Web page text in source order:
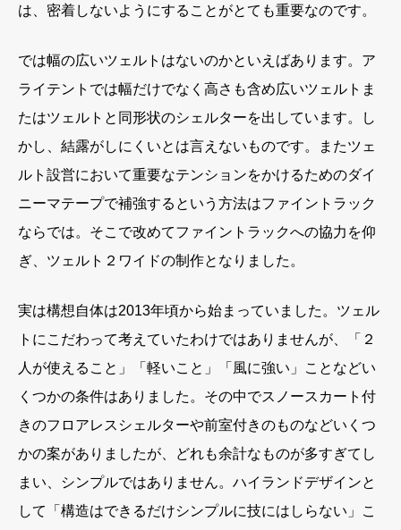
は、密着しないようにすることがとても重要なのです。
では幅の広いツェルトはないのかといえばあります。ア
ライテントでは幅だけでなく高さも含め広いツェルトま
たはツェルトと同形状のシェルターを出しています。し
かし、結露がしにくいとは言えないものです。またツェ
ルト設営において重要なテンションをかけるためのダイ
ニーマテープで補強するという方法はファイントラック
ならでは。そこで改めてファイントラックへの協力を仰
ぎ、ツェルト２ワイドの制作となりました。
実は構想自体は2013年頃から始まっていました。ツェル
トにこだわって考えていたわけではありませんが、「２
人が使えること」「軽いこと」「風に強い」ことなどい
くつかの条件はありました。その中でスノースカート付
きのフロアレスシェルターや前室付きのものなどいくつ
かの案がありましたが、どれも余計なものが多すぎてし
まい、シンプルではありません。ハイランドデザインと
して「構造はできるだけシンプルに技にはしらない」こ